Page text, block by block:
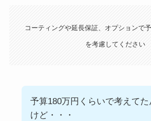
コーティングや延長保証、オプションで
を考慮してください
予算180万円くらいで考えてた
けど・・・